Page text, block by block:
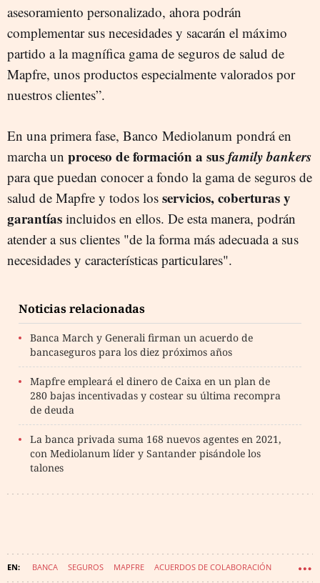
asesoramiento personalizado, ahora podrán
complementar sus necesidades y sacarán el máximo
partido a la magnífica gama de seguros de salud de
Mapfre, unos productos especialmente valorados por
nuestros clientes”.
En una primera fase, Banco Mediolanum pondrá en
marcha un proceso de formación a susfamily bankers
para que puedan conocer a fondo la gama de seguros de
salud de Mapfre y todos los servicios, coberturas y
garantías incluidos en ellos. De esta manera, podrán
atender a sus clientes "de la forma más adecuada a sus
necesidades y características particulares".
Noticias relacionadas
Banca March y Generali firman un acuerdo de
bancaseguros para los diez próximos años
Mapfre empleará el dinero de Caixa en un plan de
280 bajas incentivadas y costear su última recompra
de deuda
La banca privada suma 168 nuevos agentes en 2021,
con Mediolanum líder y Santander pisándole los
talones
BANCA SEGUROS MAPFRE ACUERDOS DE COLABORACIÓN